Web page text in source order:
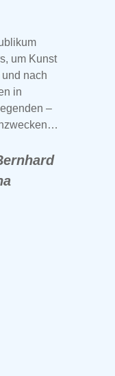
um Kunst
nach
in
–